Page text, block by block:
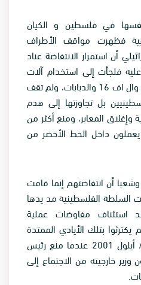
في فلسطين و الكيان
فظهرت مواقف الأطراف
أن استمرار الانتفاضة عناد
فلجأت إلى استخدام آلات
الحرب مثل طائرات الاباتشي وال اف 16 والدبابات، ولم تقف
بل تجاوزتها إلى هدم
وإغلاق المعابر، ومنع أكثر من
يعملون داخل الخط الأخضر من
أن انتفاضتهم إنما قامت
السلطة الفلسطينية مد يدها
استئناف مفاوضات عملية
يكترثوا بتلك الأيادي الممتدة
وكان آخرها في 23 سبتمبر/ أيلول 2001 عندما منع رئيس
وزير خارجيته من الاجتماع إلى